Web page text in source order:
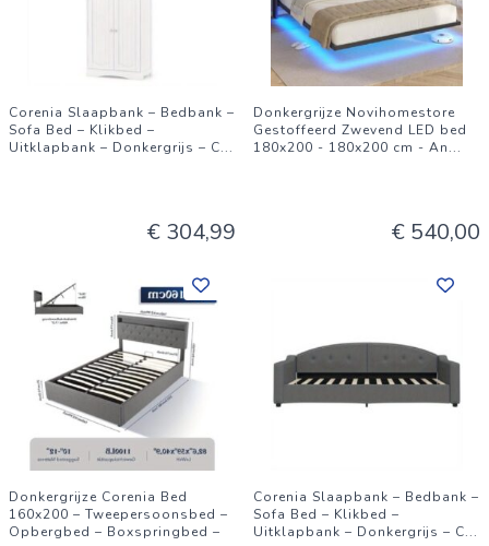
Corenia Slaapbank – Bedbank –
Sofa Bed – Klikbed –
Uitklapbank – Donkergrijs – C...
€ 304,99
Donkergrijze Novihomestore
Gestoffeerd Zwevend LED bed
180x200 - 180x200 cm - An...
€ 540,00
Donkergrijze Corenia Bed
160x200 – Tweepersoonsbed –
Opbergbed – Boxspringbed –
Corenia Slaapbank – Bedbank –
Sofa Bed – Klikbed –
Uitklapbank – Donkergrijs – C...